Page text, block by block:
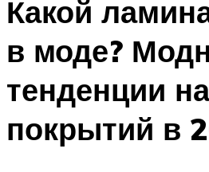
Какой
в моде?
тенденции
покрытий в